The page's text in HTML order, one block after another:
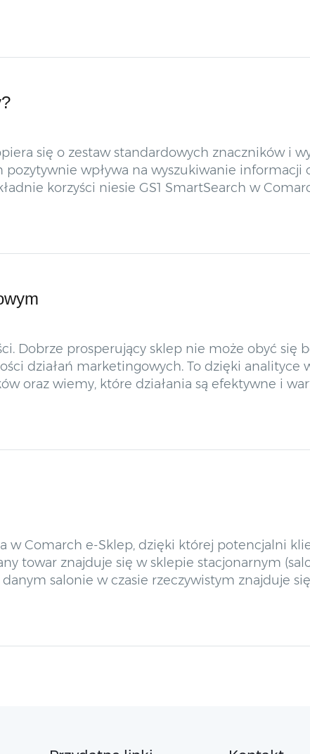
się o zestaw standardowych znaczników i
wpływa na wyszukiwanie informacji
korzyści niesie GS1 SmartSearch w
Dobrze prosperujący sklep nie może obyć się
działań marketingowych. To dzięki analityce
oraz wiemy, które działania są efektywne i
w Comarch e-Sklep, dzięki której potencjalni
towar znajduje się w sklepie stacjonarnym
salonie w czasie rzeczywistym znajduje